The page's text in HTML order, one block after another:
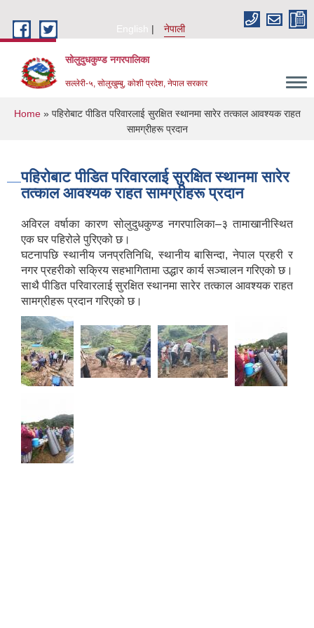
English
नेपाली
सोलुदुधकुण्ड नगरपालिका
सल्लेरी-५, सोलुखुम्बु, कोशी प्रदेश, नेपाल सरकार
You are here
Home» पहिरोबाट पीडित परिवारलाई सुरक्षित स्थानमा सारेर तत्काल आवश्यक राहत
सामग्रीहरू प्रदान
पहिरोबाट पीडित परिवारलाई सुरक्षित स्थानमा सारेर
तत्काल आवश्यक राहत सामग्रीहरू प्रदान
अविरल वर्षाका कारण सोलुदुधकुण्ड नगरपालिका–३ तामाखानीस्थित
एक घर पहिरोले पुरिएको छ।
घटनापछि स्थानीय जनप्रतिनिधि, स्थानीय बासिन्दा, नेपाल प्रहरी र
नगर प्रहरीको सक्रिय सहभागितामा उद्धार कार्य सञ्चालन गरिएको छ।
साथै पीडित परिवारलाई सुरक्षित स्थानमा सारेर तत्काल आवश्यक राहत
सामग्रीहरू प्रदान गरिएको छ।